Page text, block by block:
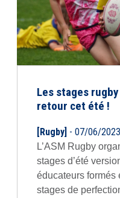
Les stages
retour cet été !
[Rugby] - 07/06/2023
L’ASM Rugby
stages d’été
éducateurs formés
stages de